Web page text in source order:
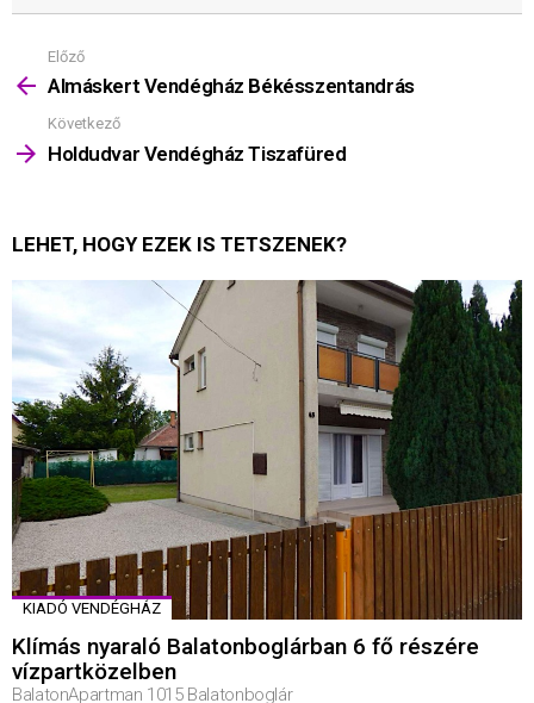
Mutass
többet
Előző
Almáskert Vendégház Békésszentandrás
Következő
Holdudvar Vendégház Tiszafüred
LEHET, HOGY EZEK IS TETSZENEK?
KIADÓ VENDÉGHÁZ
Klímás nyaraló Balatonboglárban 6 fő részére
vízpartközelben
BalatonApartman 1015 Balatonboglár